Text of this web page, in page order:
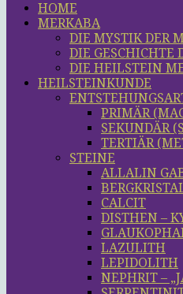
HOME
MERKABA
DIE MYSTIK DER
DIE GESCHICHTE
DIE HEILSTEIN
HEILSTEINKUNDE
PRIMÄR
SEKUNDÄR
TERTIÄR
STEINE
ALLALIN
CALCIT
DISTHEN –
LAZULITH
LEPIDOLITH
NEPHRIT –